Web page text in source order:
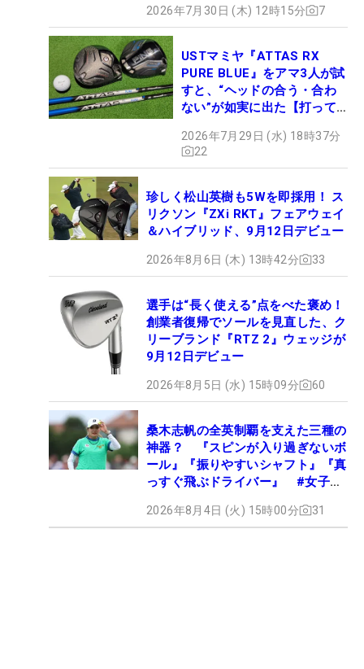
2026年7月30日 (木) 12時15分 7
USTマミヤ『ATTAS RX
PURE BLUE』をアマ3人が試
すと、“ヘッドの合う・合わ
ない”が如実に出た【打って
2026年7月29日 (水) 18時37分
22
珍しく松山英樹も5Wを即採用！ ス
リクソン『ZXi RKT』フェアウェイ
＆ハイブリッド、9月12日デビュー
2026年8月6日 (木) 13時42分 33
選手は“長く使える”点をべた褒め！
創業者復帰でソールを見直した、ク
リーブランド『RTZ 2』ウェッジが
9月12日デビュー
2026年8月5日 (水) 15時09分 60
桑木志帆の全英制覇を支えた三種の
神器？ 『スピンが入り過ぎないボ
ール』『振りやすいシャフト』『真
っすぐ飛ぶドライバー』 #女子プ
2026年8月4日 (火) 15時00分 31